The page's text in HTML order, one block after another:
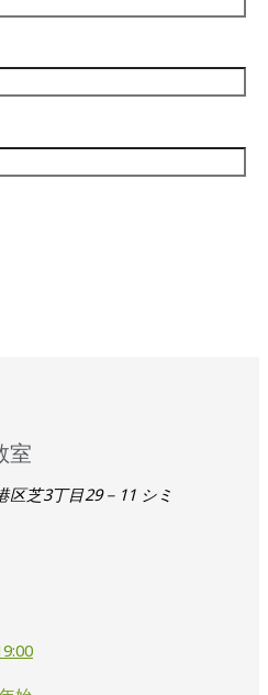
室
区芝3丁目29－11 シミ